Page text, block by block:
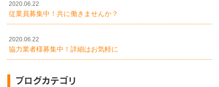
2020.06.22
従業員募集中！共に働きませんか？
2020.06.22
協力業者様募集中！詳細はお気軽に
ブログカテゴリ